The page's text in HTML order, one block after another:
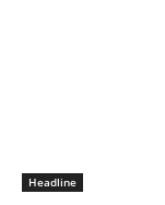
Headline